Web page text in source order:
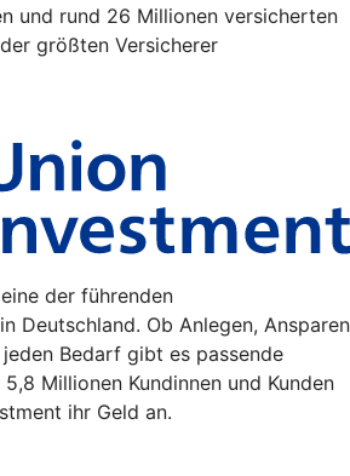
und rund 26 Millionen versicherten
größten Versicherer
der führenden
Deutschland. Ob Anlegen, Ansparen
Bedarf gibt es passende
Millionen Kundinnen und Kunden
ihr Geld an.